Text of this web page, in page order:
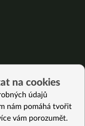
na cookies
údajů
nám pomáhá tvořit
vám porozumět.